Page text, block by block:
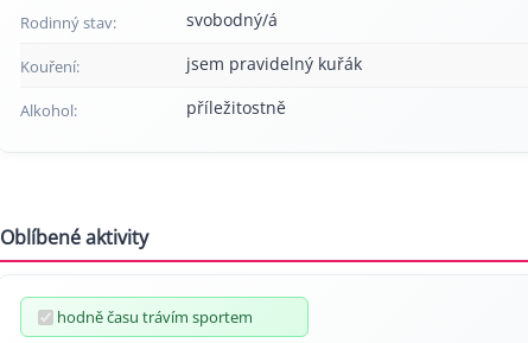
Rodinný stav: svobodný/á
Kouření: jsem pravidelný kuřák
Alkohol: příležitostně
Oblíbené aktivity
hodně času trávím sportem